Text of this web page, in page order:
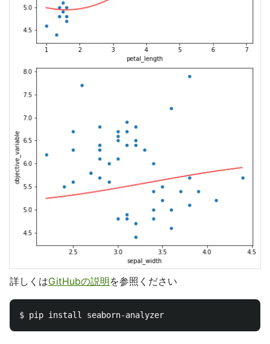
詳しくはGitHubの説明を参照ください